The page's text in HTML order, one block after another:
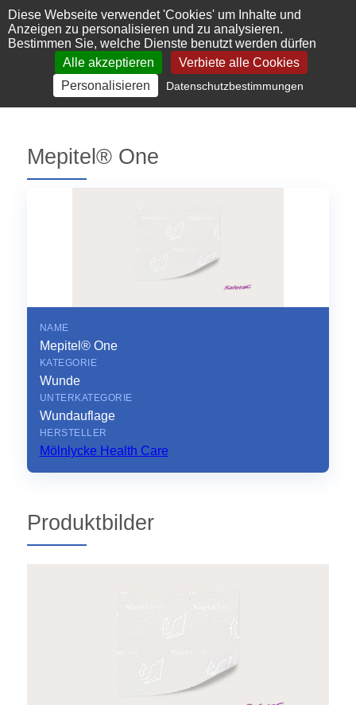
Cookie-Einstellungen
Diese Webseite verwendet 'Cookies' um Inhalte und
Anzeigen zu personalisieren und zu analysieren.
Bestimmen Sie, welche Dienste benutzt werden dürfen
Alle akzeptieren
Verbiete alle Cookies
Personalisieren
Datenschutzbestimmungen
Mepitel® One
NAME
Mepitel® One
KATEGORIE
Wunde
UNTERKATEGORIE
Wundauflage
HERSTELLER
Mölnlycke Health Care
Produktbilder